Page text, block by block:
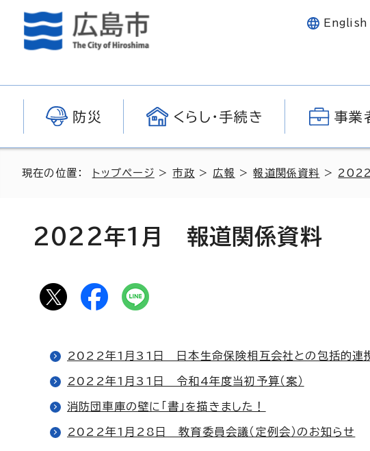
English
防災 くらし・手続き 事業
現在の位置： トップページ >市政 > 広報 >報道関係資料 > 2022
2022年1月 報道関係資料
2022年1月31日 日本生命保険相互会社との包括的連
2022年1月31日 令和4年度当初予算（案）
消防団車庫の壁に「書」を描きました！
2022年1月28日 教育委員会議（定例会）のお知らせ